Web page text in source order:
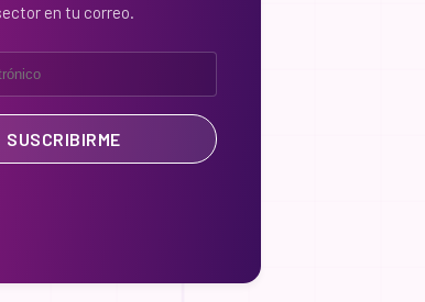
en tu correo.
SUSCRIBIRME